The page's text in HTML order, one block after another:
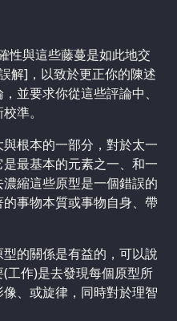
性與這些藤蔓是如此地交
解]，以致於更正你的陳述
並要求你從這些評論中、
準。
根本的一部分，對於太一
最基本的元素之一、和一
縮這些原型是一個錯誤的
事物本質或事物自身、帶
的關係是有益的，可以說
工作)是去發現每個原型所
、或旋律，同時對於理智